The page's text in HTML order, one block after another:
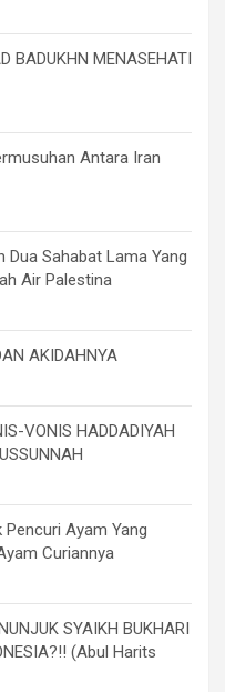
BADUKHN MENASEHATI
Antara Iran
Sahabat Lama Yang
Air Palestina
AKIDAHNYA
VONIS HADDADIYAH
Ayam Yang
Curiannya
SYAIKH BUKHARI
(Abul Harits